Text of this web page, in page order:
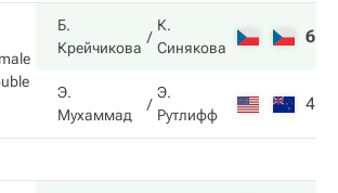
Б.
Крейчикова
К.
Синякова
6
Э.
Мухаммад
Э.
Рутлифф
4